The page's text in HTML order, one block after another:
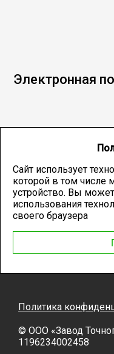
Электронная
Сайт использует
которой в том
устройство. Вы
использования
своего браузера
Политика
© OOO «Завод
1196234002458